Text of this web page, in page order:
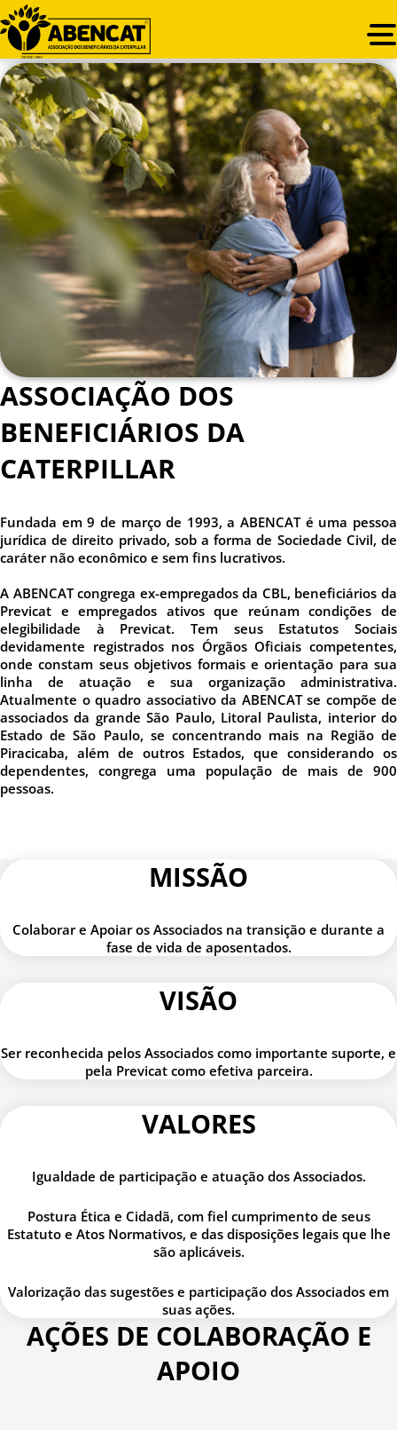
ASSOCIAÇÃO DOS
BENEFICIÁRIOS DA
CATERPILLAR
Fundada em 9 de março de 1993, a ABENCAT é uma pessoa
jurídica de direito privado, sob a forma de Sociedade Civil, de
caráter não econômico e sem fins lucrativos.
A ABENCAT congrega ex-empregados da CBL, beneficiários da
Previcat e empregados ativos que reúnam condições de
elegibilidade à Previcat. Tem seus Estatutos Sociais
devidamente registrados nos Órgãos Oficiais competentes,
onde constam seus objetivos formais e orientação para sua
linha de atuação e sua organização administrativa.
Atualmente o quadro associativo da ABENCAT se compõe de
associados da grande São Paulo, Litoral Paulista, interior do
Estado de São Paulo, se concentrando mais na Região de
Piracicaba, além de outros Estados, que considerando os
dependentes, congrega uma população de mais de 900
pessoas.
MISSÃO
Colaborar e Apoiar os Associados na transição e durante a
fase de vida de aposentados.
VISÃO
Ser reconhecida pelos Associados como importante suporte, e
pela Previcat como efetiva parceira.
VALORES
Igualdade de participação e atuação dos Associados.
Postura Ética e Cidadã, com fiel cumprimento de seus
Estatuto e Atos Normativos, e das disposições legais que lhe
são aplicáveis.
Valorização das sugestões e participação dos Associados em
suas ações.
AÇÕES DE COLABORAÇÃO E
APOIO